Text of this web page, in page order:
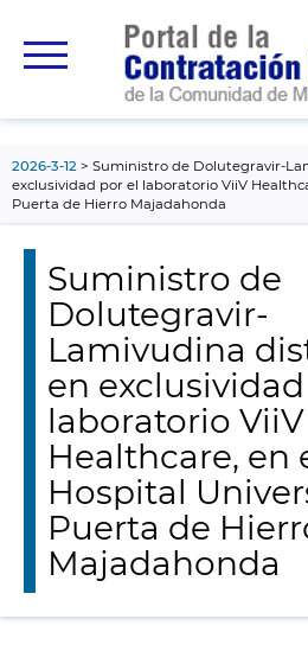
principal
2026-3-12
Suministro de Dolutegravir-
exclusividad por el laboratorio ViiV
Puerta de Hierro Majadahonda
Suministro de
Dolutegravir-
Lamivudina
en
laboratorio ViiV
Healthcare, en
Hospital
Puerta de
Majadahonda